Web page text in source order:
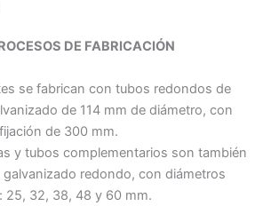
DE FABRICACIÓN
se fabrican con tubos redondos de
de 114 mm de diámetro, con
de 300 mm.
y tubos complementarios son también
galvanizado redondo, con diámetros
25, 32, 38, 48 y 60 mm.